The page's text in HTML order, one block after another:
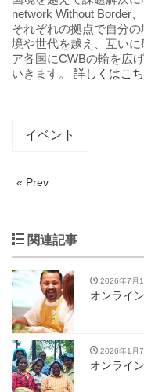
network Without Border
それぞれの拠点で自分
境や世代を越え、互い
ア各国にCWBの輪を広
いきます。 詳しくはこ
イベント
« Prev
関連記事
2026年7月
オンライ
2026年1月7
オンライ